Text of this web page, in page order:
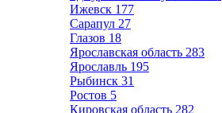
Ижевск 177
Сарапул 27
Глазов 18
Ярославская область 283
Ярославль 195
Рыбинск 31
Ростов 5
Кировская область 282